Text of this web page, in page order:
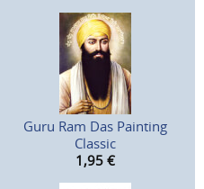
Guru Ram Das Painting
Classic
1,95 €